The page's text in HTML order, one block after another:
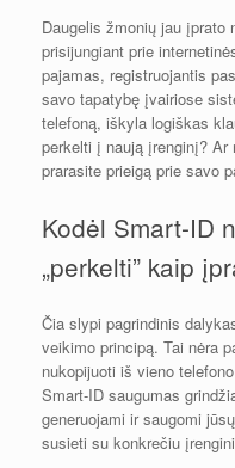
Daugelis žmonių jau įprato
prisijungiant prie
pajamas, registruojantis
savo tapatybę įvairiose
telefoną, iškyla logiškas
perkelti į naują įrenginį?
prarasite prieigą prie savo
Kodėl Smart-ID
„perkelti” kaip
Čia slypi pagrindinis
veikimo principą. Tai nėra
nukopijuoti iš vieno
Smart-ID saugumas
generuojami ir saugomi
susieti su konkrečiu